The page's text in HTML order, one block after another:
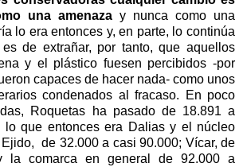
una amenaza y nunca como una
lo era entonces y, en parte, lo continúa
de extrañar, por tanto, que aquellos
y el plástico fuesen percibidos -por
capaces de hacer nada- como unos
condenados al fracaso. En poco
Roquetas ha pasado de 18.891 a
lo que entonces era Dalias y el núcleo
Ejido, de 32.000 a casi 90.000; Vícar, de
la comarca en general de 92.000 a